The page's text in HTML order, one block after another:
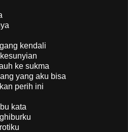
kendali
ke sukma
yang aku bisa
perih ini
kata